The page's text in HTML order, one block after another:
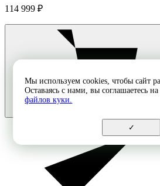
114 999 ₽
Мы используем cookies, чтобы сайт
Оставаясь с нами, вы соглашаетесь
файлов куки.
✓